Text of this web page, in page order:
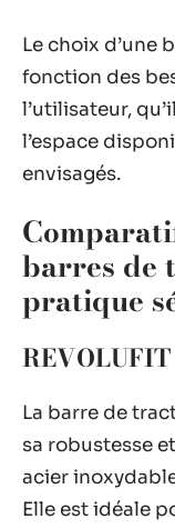
Le choix d’une
fonction des
l’utilisateur,
l’espace
envisagés.
barres de
pratique
REVOLUFIT
La barre de
sa robustesse
acier
Elle est idéale